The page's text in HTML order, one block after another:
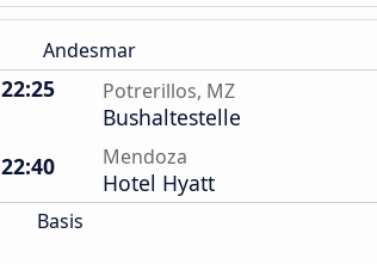
Andesmar
22:25 Potrerillos, MZ
Bushaltestelle
22:40
Mendoza
Hotel Hyatt
Basis